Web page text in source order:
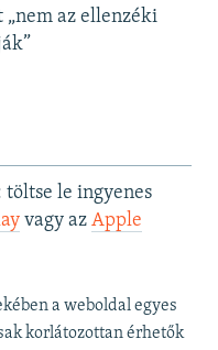
az ellenzéki
töltse le ingyenes
vagy az Apple
a weboldal egyes
korlátozottan érhetők